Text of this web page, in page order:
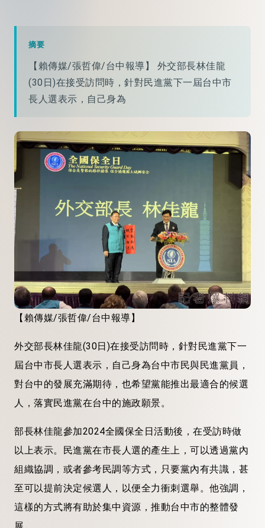
摘要
【賴傳媒/張哲偉/台中報導】 外交部長林佳龍
(30日)在接受訪問時，針對民進黨下一屆台中市
長人選表示，自己身為
【賴傳媒/張哲偉/台中報導】
外交部長林佳龍(30日)在接受訪問時，針對民進黨下一
屆台中市長人選表示，自己身為台中市民與民進黨員，
對台中的發展充滿期待，也希望黨能推出最適合的候選
人，落實民進黨在台中的施政願景。
部長林佳龍參加2024全國保全日活動後，在受訪時做
以上表示。民進黨在市長人選的產生上，可以透過黨內
組織協調，或者參考民調等方式，只要黨內有共識，甚
至可以提前決定候選人，以便全力衝刺選舉。他強調，
這樣的方式將有助於集中資源，推動台中市的整體發